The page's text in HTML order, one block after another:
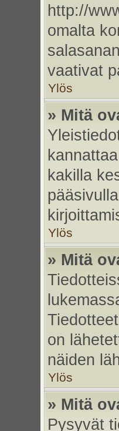
http://
omalta
vaativat
Ylös
» Mitä
kakilla
Ylös
» Mitä
on
näiden
Ylös
» Mitä
Pysyvät